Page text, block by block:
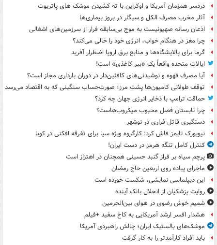
دردسر همزمان آمریکا و اوکراین با ته کشیدن موشک های پاتریوت
آثار مخرب مصرف الکل و سیگار در بروز بیماری‌ها
اذعان رسانه صهیونیست به موج بی‌سابقه فرار از سرزمین‌های اشغالی
چرا مغز در هنگام خواب، انرژی خود را خالی می‌کند؟
گرما برای پالایشگاه‌ها و منابع برق اروپا اضطرار آفرید
ایالات متحده واقعاً یک «ببر کاغذی» است!
آیا مصرف قهوه و نوشیدنی‌های کافئین‌دار در دوران بارداری مجاز است؟
توقف طولانی کامیون‌ها پشت مرز؛ صورت‌حساب سنگینی که به اقتصاد می‌رسد
حماقت ترامپ با ذخایر انرژی جهان چه کرد؟
چرا تابستان فصل محبوب میکروب‌هاست؟
دستگیری قاتل فراری در نوشهر
نیویورک تایمز فاش کرد: کارگروه ویژه سیا برای تفرقه افکنی در کوبا
کنترل کامل تنگه هرمز در دست ایران!
پرچم سیاه بر فراز گنبد حسینی همچنان در اهتزاز است
ماجرای پیاده روی اربعین حاج رمضان
این دیپلماسی نمایشی، شکست خورده است
روایت پزشکیان از انحلال بانک آینده
شمیم خوش رضوی در هوای بین‌الحرمین
هشدار افسر ارشد آمریکایی به کاخ سفید +فیلم
موشک‌های بالستیک ایران؛ چالش راهبردی آمریکا
باید افراد کارآمدتر را به کار گرفت